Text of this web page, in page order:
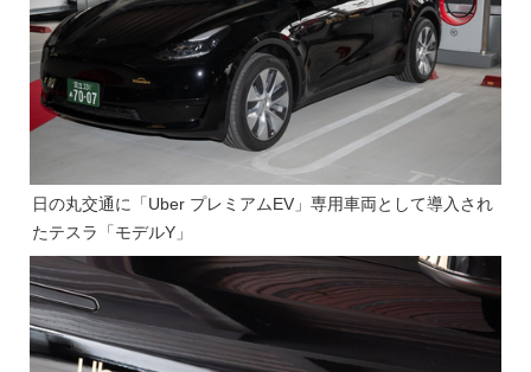
日の丸交通に「Uber プレミアムEV」専用車両として導入され
たテスラ「モデルY」